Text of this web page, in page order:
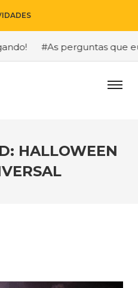
#As perguntas que eu
HALLOWEEN